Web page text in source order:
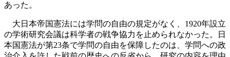
あった。
大日本帝国憲法には学問の自由の規定がなく、1920年設立
の学術研究会議は科学者の戦争協力を止められなかった。日
本国憲法が第23条で学問の自由を保障したのは、学問への政